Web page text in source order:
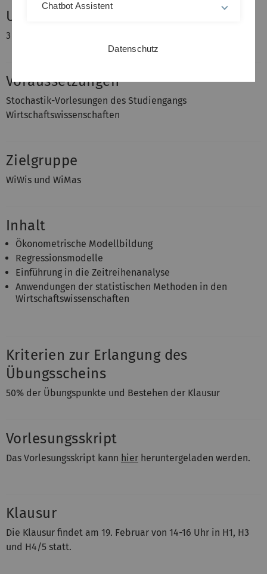
Umfang
3 Stunden Vorlesung + 1 Stunde Übung
Voraussetzungen
Stochastik-Vorlesungen des Studiengangs
Wirtschaftswissenschaften
Zielgruppe
WiWis und WiMas
Inhalt
Ökonometrische Modellbildung
Regressionsmodelle
Einführung in die Zeitreihenanalyse
Anwendungen der statistischen Methoden in den
Wirtschaftswissenschaften
Kriterien zur Erlangung des
Übungsscheins
50% der Übungspunkte und Bestehen der Klausur
Vorlesungsskript
Das Vorlesungsskript kann hier heruntergeladen werden.
Klausur
Die Klausur findet am 19. Februar von 14-16 Uhr in H1, H3
und H4/5 statt.
Chatbot Assistent
Datenschutz